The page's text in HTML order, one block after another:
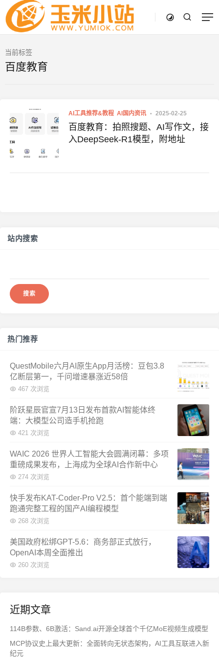
当前标签
百度教育
AI工具推荐&教程 AI国内资讯 2025-02-25
百度教育：拍照搜题、AI写作文，接
入DeepSeek-R1模型，附地址
站内搜索
热门推荐
QuestMobile六月AI原生App月活榜：豆包3.8
亿断层第一，千问增速暴涨近58倍
467 次浏览
阶跃星辰官宣7月13日发布首款AI智能体终
端：大模型公司造手机抢跑
421 次浏览
WAIC 2026 世界人工智能大会圆满闭幕：多项
重磅成果发布，上海成为全球AI合作新中心
274 次浏览
快手发布KAT-Coder-Pro V2.5：首个能端到端
跑通完整工程的国产AI编程模型
268 次浏览
美国政府松绑GPT-5.6：商务部正式放行，
OpenAI本周全面推出
260 次浏览
近期文章
114B参数、6B激活：Sand.ai开源全球首个千亿MoE视频生成模型
MCP协议史上最大更新：全面转向无状态架构，AI工具互联进入新
纪元